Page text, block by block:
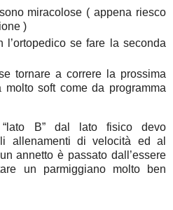
sono miracolose ( appena riesco
)
l’ortopedico se fare la seconda
tornare a correre la prossima
molto soft come da programma
B” dal lato fisico devo
allenamenti di velocità ed al
annetto è passato dall’essere
un parmiggiano molto ben